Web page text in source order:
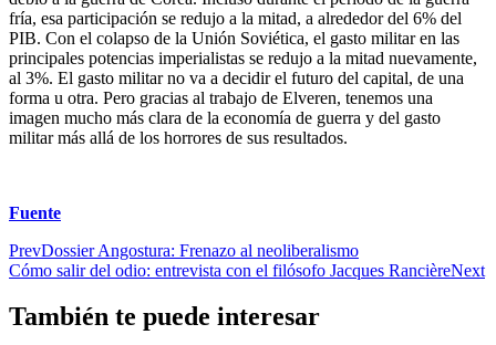
fría, esa participación se redujo a la mitad, a alrededor del 6% del
PIB. Con el colapso de la Unión Soviética, el gasto militar en las
principales potencias imperialistas se redujo a la mitad nuevamente,
al 3%. El gasto militar no va a decidir el futuro del capital, de una
forma u otra. Pero gracias al trabajo de Elveren, tenemos una
imagen mucho más clara de la economía de guerra y del gasto
militar más allá de los horrores de sus resultados.
Fuente
PrevDossier Angostura: Frenazo al neoliberalismo
Cómo salir del odio: entrevista con el filósofo Jacques RancièreNext
También te puede interesar